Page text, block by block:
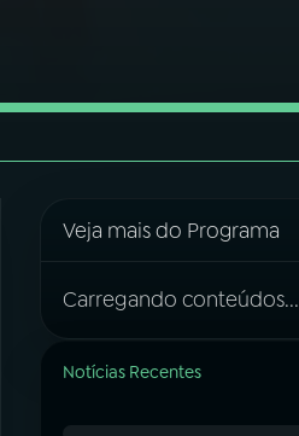
Veja mais do Programa
Carregando conteúdos...
Notícias Recentes